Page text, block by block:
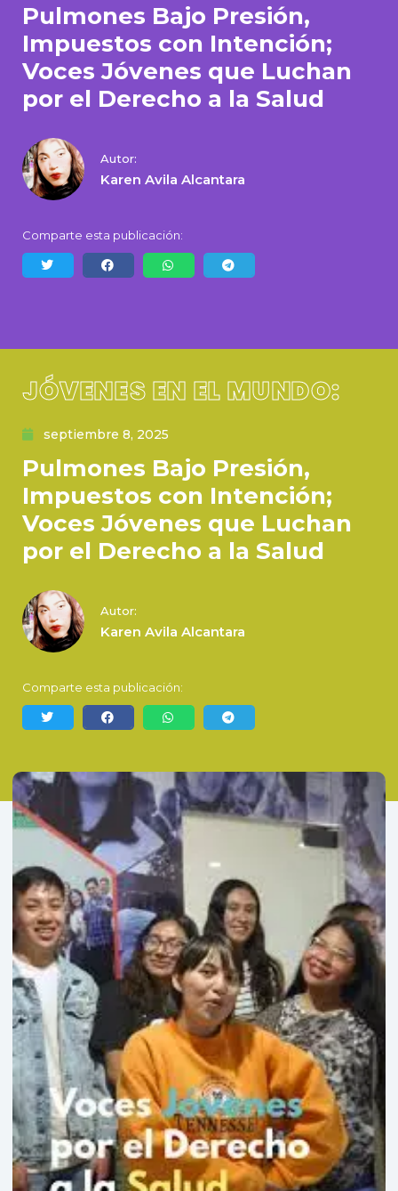
Pulmones Bajo Presión,
Impuestos con Intención;
Voces Jóvenes que Luchan
por el Derecho a la Salud
Autor:
Karen Avila Alcantara
Comparte esta publicación:
JÓVENES EN EL MUNDO:
septiembre 8, 2025
Pulmones Bajo Presión,
Impuestos con Intención;
Voces Jóvenes que Luchan
por el Derecho a la Salud
Autor:
Karen Avila Alcantara
Comparte esta publicación: